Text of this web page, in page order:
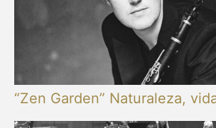
“Zen Garden” Naturaleza,